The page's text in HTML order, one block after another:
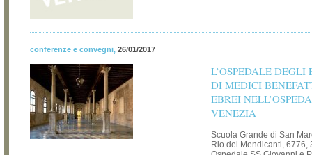
conferenze e convegni, 26/01/2017
L’OSPEDALE DEGLI
DI MEDICI
EBREI
VENEZIA
Scuola Grande di San
Rio dei Mendicanti, 6776,